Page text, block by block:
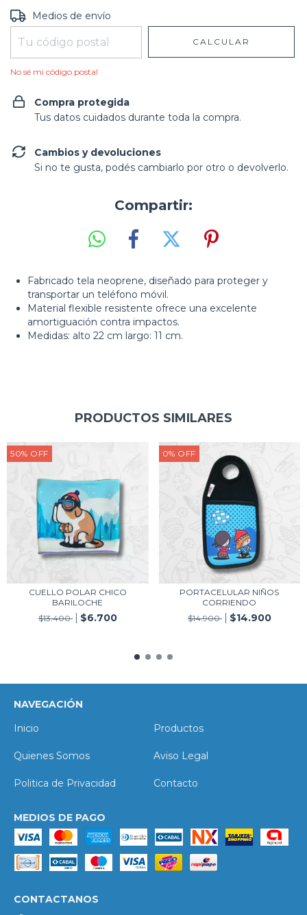
Entregas para el CP:
Medios de envío
CALCULAR
No sé mi código postal
Compra protegida
Tus datos cuidados durante toda la compra.
Cambios y devoluciones
Si no te gusta, podés cambiarlo por otro o devolverlo.
Compartir:
Fabricado tela neoprene, diseñado para proteger y
transportar un teléfono móvil.
Material flexible resistente ofrece una excelente
amortiguación contra impactos.
Medidas: alto 22 cm largo: 11 cm.
PRODUCTOS SIMILARES
50% OFF
CUELLO POLAR CHICO
BARILOCHE
$13.400
$6.700
0% OFF
PORTACELULAR NIÑOS
CORRIENDO
$14.900
$14.900
NAVEGACIÓN
Inicio
Productos
Quienes Somos Aviso Legal
Politica de Privacidad Contacto
MEDIOS DE PAGO
CONTACTANOS